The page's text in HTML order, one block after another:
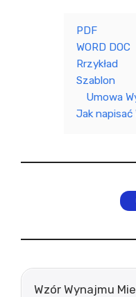
PDF
WORD DOC
Rrzykład
Szablon
Umowa
Jak napisać
Wzór Wynajmu